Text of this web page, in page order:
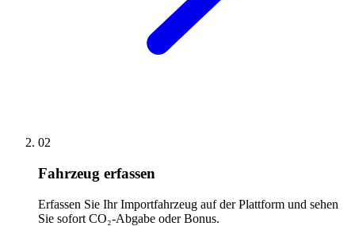
02
Fahrzeug erfassen
Erfassen Sie Ihr Importfahrzeug auf der Plattform und sehen
Sie sofort CO₂-Abgabe oder Bonus.